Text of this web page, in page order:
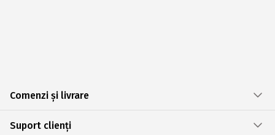
Comenzi și livrare
Suport clienți